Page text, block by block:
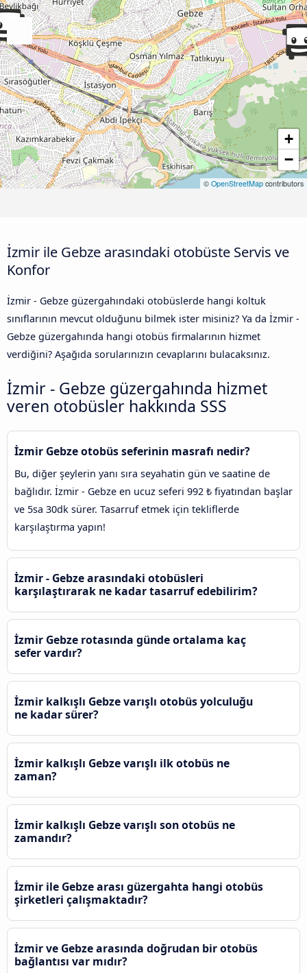
+
−
© OpenStreetMap contributors
İzmir ile Gebze arasındaki otobüste Servis ve
Konfor
İzmir - Gebze güzergahındaki otobüslerde hangi koltuk
sınıflarının mevcut olduğunu bilmek ister misiniz? Ya da İzmir -
Gebze güzergahında hangi otobüs firmalarının hizmet
verdiğini? Aşağıda sorularınızın cevaplarını bulacaksınız.
İzmir - Gebze güzergahında hizmet
veren otobüsler hakkında SSS
İzmir Gebze otobüs seferinin masrafı nedir?
Bu, diğer şeylerin yanı sıra seyahatin gün ve saatine de
bağlıdır. İzmir - Gebze en ucuz seferi 992 ₺ fiyatından başlar
ve 5sa 30dk sürer. Tasarruf etmek için tekliflerde
karşılaştırma yapın!
İzmir - Gebze arasındaki otobüsleri
karşılaştırarak ne kadar tasarruf edebilirim?
İzmir Gebze rotasında günde ortalama kaç
sefer vardır?
İzmir kalkışlı Gebze varışlı otobüs yolculuğu
ne kadar sürer?
İzmir kalkışlı Gebze varışlı ilk otobüs ne
zaman?
İzmir kalkışlı Gebze varışlı son otobüs ne
zamandır?
İzmir ile Gebze arası güzergahta hangi otobüs
şirketleri çalışmaktadır?
İzmir ve Gebze arasında doğrudan bir otobüs
bağlantısı var mıdır?